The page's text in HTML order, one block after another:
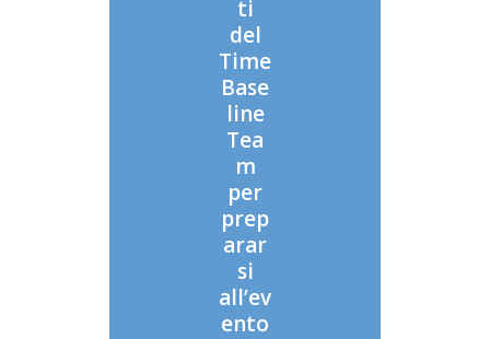
ti
del
Time
Base
line
Tea
m
per
prep
arar
si
all’ev
ento